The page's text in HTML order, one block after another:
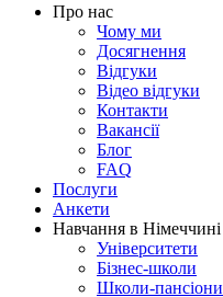
Про нас
Чому ми
Досягнення
Відгуки
Відео відгуки
Контакти
Вакансії
Блог
FAQ
Послуги
Анкети
Навчання в Німеччині
Університети
Бізнес-школи
Школи-пансіони